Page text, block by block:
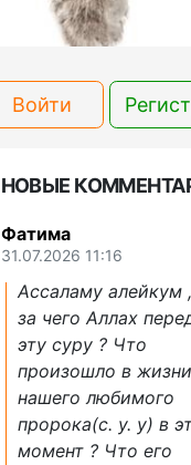
Войти
НОВЫЕ
Фатима
31.07.2026 11:16
Ассаламу алейкум
за чего Аллах
эту суру ? Что
произошло в жизни
нашего любимого
пророка(с. у. у) в
момент ? Что его